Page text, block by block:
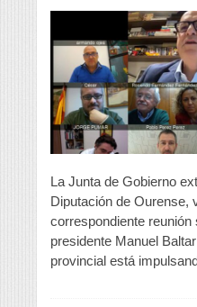
La Junta de Gobierno
Diputación de Ourense,
correspondiente reunión
presidente Manuel
provincial está